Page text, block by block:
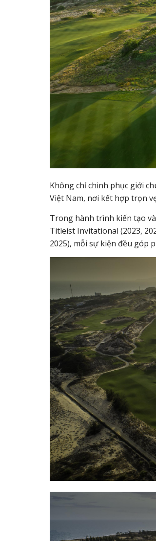
Không chỉ chinh phục giới
Việt Nam, nơi kết hợp trọn
Trong hành trình kiến tạo
Titleist Invitational (2023,
2025), mỗi sự kiện đều góp